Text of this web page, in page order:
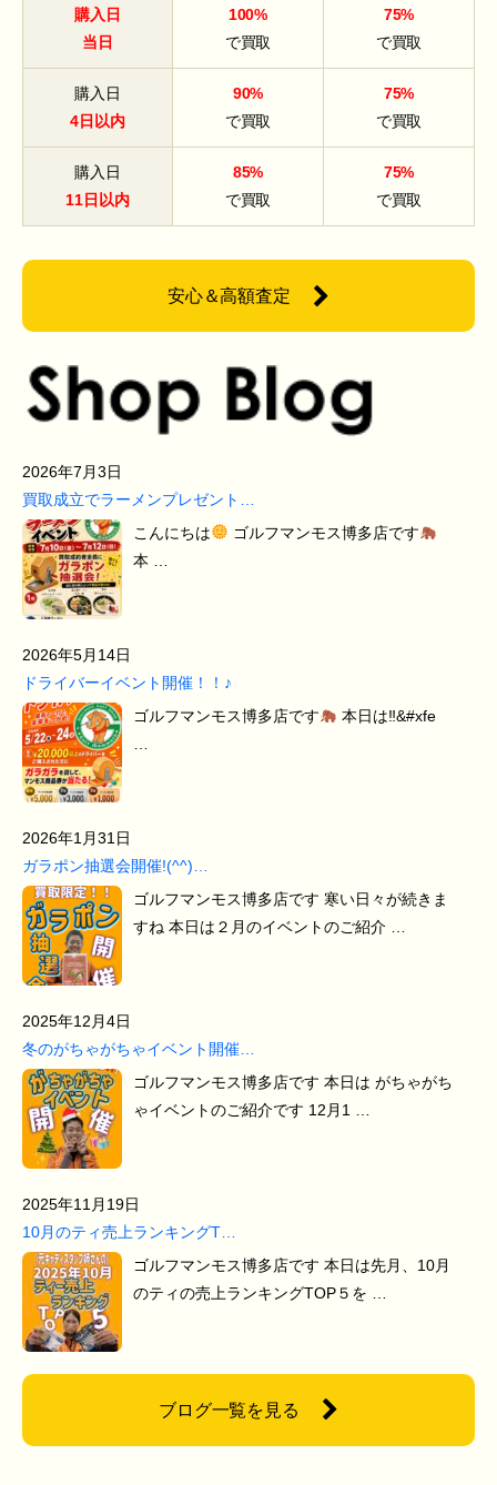
購入日
当日
100%
で買取
75%
で買取
購入日
4日以内
90%
で買取
75%
で買取
購入日
11日以内
85%
で買取
75%
で買取
安心＆高額査定
2026年7月3日
買取成立でラーメンプレゼント…
こんにちは
ゴルフマンモス博多店です
本 …
2026年5月14日
ドライバーイベント開催！！♪
ゴルフマンモス博多店です
本日は‼&#xfe
2026年1月31日
ガラポン抽選会開催!(^^)…
ゴルフマンモス博多店です 寒い日々が続きま
すね 本日は２月のイベントのご紹介 …
2025年12月4日
冬のがちゃがちゃイベント開催…
ゴルフマンモス博多店です 本日は がちゃがち
ゃイベントのご紹介です 12月1 …
2025年11月19日
10月のティ売上ランキングT…
ゴルフマンモス博多店です 本日は先月、10月
のティの売上ランキングTOP５を …
ブログ一覧を見る